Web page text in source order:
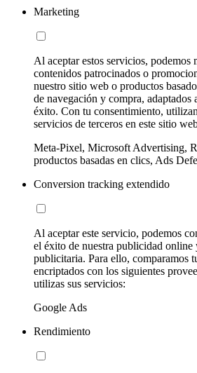
Marketing
Al aceptar estos servicios, podemos
contenidos patrocinados o
nuestro sitio web o productos
de navegación y compra, adaptados
éxito. Con tu consentimiento,
servicios de terceros en este sitio
Meta-Pixel, Microsoft Advertising,
productos basadas en clics, Ads
Conversion tracking extendido
Al aceptar este servicio, podemos
el éxito de nuestra publicidad online
publicitaria. Para ello, comparamos
encriptados con los siguientes
utilizas sus servicios:
Google Ads
Rendimiento